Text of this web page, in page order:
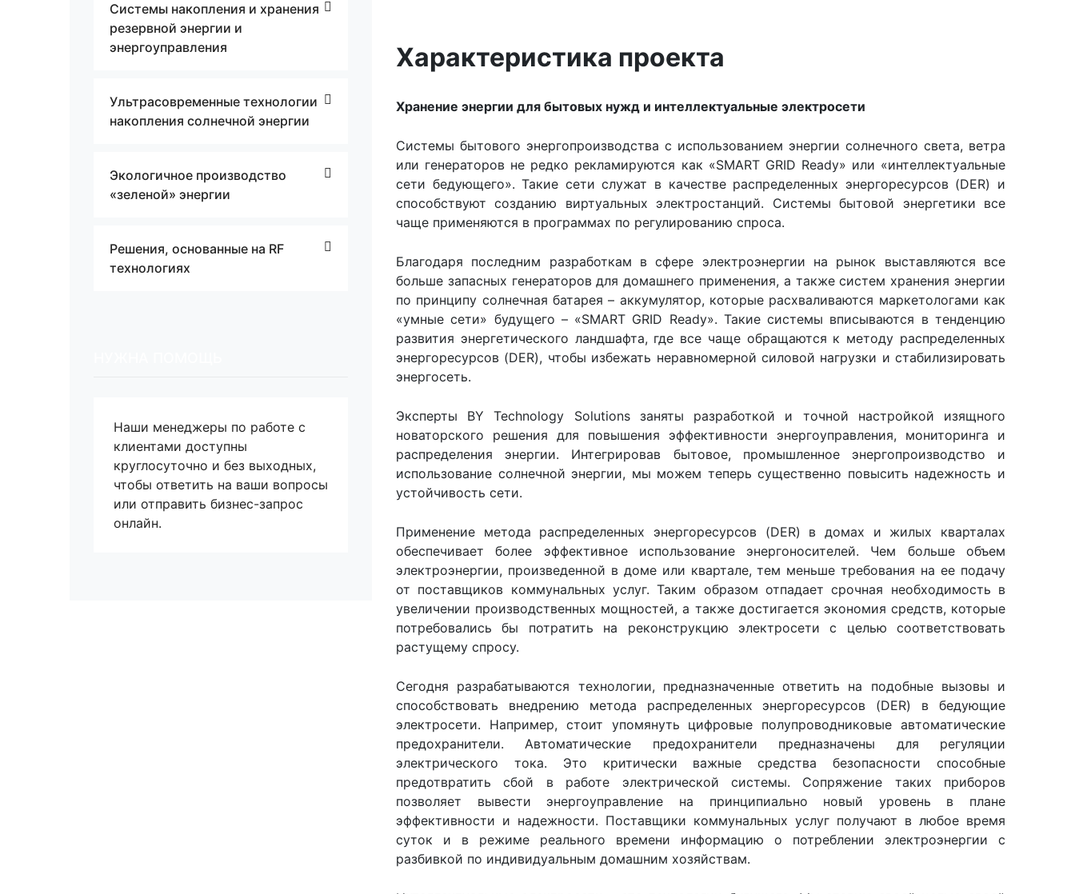
Характеристика проекта
Хранение энергии для бытовых нужд и интеллектуальные электросети
Системы бытового энергопроизводства с использованием энергии солнечного света, ветра
или генераторов не редко рекламируются как «SMART GRID Ready» или «интеллектуальные
сети бедующего». Такие сети служат в качестве распределенных энергоресурсов (DER) и
способствуют созданию виртуальных электростанций. Системы бытовой энергетики все
чаще применяются в программах по регулированию спроса.
Благодаря последним разработкам в сфере электроэнергии на рынок выставляются все
больше запасных генераторов для домашнего применения, а также систем хранения энергии
по принципу солнечная батарея – аккумулятор, которые расхваливаются маркетологами как
«умные сети» будущего – «SMART GRID Ready». Такие системы вписываются в тенденцию
развития энергетического ландшафта, где все чаще обращаются к методу распределенных
энергоресурсов (DER), чтобы избежать неравномерной силовой нагрузки и стабилизировать
энергосеть.
Эксперты BY Technology Solutions заняты разработкой и точной настройкой изящного
новаторского решения для повышения эффективности энергоуправления, мониторинга и
распределения энергии. Интегрировав бытовое, промышленное энергопроизводство и
использование солнечной энергии, мы можем теперь существенно повысить надежность и
устойчивость сети.
Применение метода распределенных энергоресурсов (DER) в домах и жилых кварталах
обеспечивает более эффективное использование энергоносителей. Чем больше объем
электроэнергии, произведенной в доме или квартале, тем меньше требования на ее подачу
от поставщиков коммунальных услуг. Таким образом отпадает срочная необходимость в
увеличении производственных мощностей, а также достигается экономия средств, которые
потребовались бы потратить на реконструкцию электросети с целью соответствовать
растущему спросу.
Сегодня разрабатываются технологии, предназначенные ответить на подобные вызовы и
способствовать внедрению метода распределенных энергоресурсов (DER) в бедующие
электросети. Например, стоит упомянуть цифровые полупроводниковые автоматические
предохранители. Автоматические предохранители предназначены для регуляции
электрического тока. Это критически важные средства безопасности способные
предотвратить сбой в работе электрической системы. Сопряжение таких приборов
позволяет вывести энергоуправление на принципиально новый уровень в плане
эффективности и надежности. Поставщики коммунальных услуг получают в любое время
суток и в режиме реального времени информацию о потреблении электроэнергии с
разбивкой по индивидуальным домашним хозяйствам.
Системы накопления и хранения
резервной энергии и
энергоуправления
Ультрасовременные технологии
накопления солнечной энергии
Экологичное производство
«зеленой» энергии
Решения, основанные на RF
технологиях
Наши менеджеры по работе с
клиентами доступны
круглосуточно и без выходных,
чтобы ответить на ваши вопросы
или отправить бизнес-запрос
онлайн.